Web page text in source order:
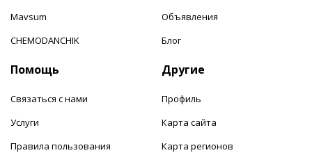
Mavsum
CHEMODANCHIK
Объявления
Блог
Помощь
Связаться с нами
Услуги
Правила пользования
Другие
Профиль
Карта сайта
Карта регионов